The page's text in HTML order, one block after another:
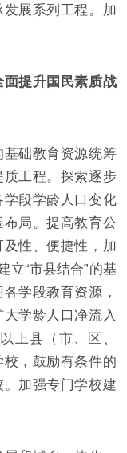
展系列工程。加
提升国民素质战
础教育资源统筹
工程。探索逐步
段学龄人口变化
局。提高教育公
性、便捷性，加
立“市县结合”的基
学段教育资源，
学龄人口净流入
上县（市、区、
，鼓励有条件的
加强专门学校建